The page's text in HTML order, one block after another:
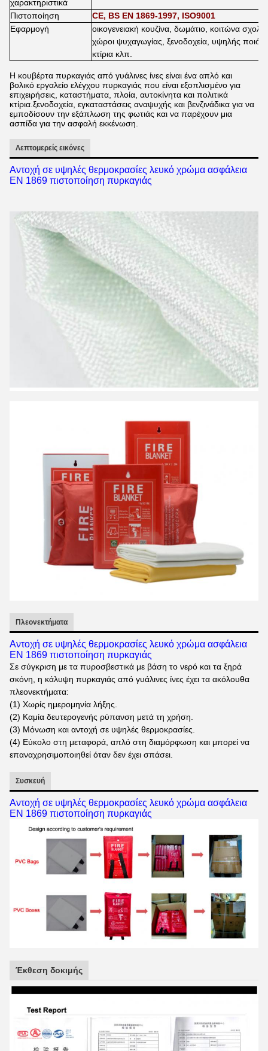
χαρακτηριστικά
Πιστοποίηση
CE, BS EN 1869-1997, ISO9001
Εφαρμογή
οικογενειακή κουζίνα, δωμάτιο, κοιτώνα
χώροι ψυχαγωγίας, ξενοδοχεία, υψηλής
κτίρια κλπ.
Η κουβέρτα πυρκαγιάς από γυάλινες ίνες είναι ένα απλό και
βολικό εργαλείο ελέγχου πυρκαγιάς που είναι εξοπλισμένο για
επιχειρήσεις, καταστήματα, πλοία, αυτοκίνητα και πολιτικά
κτίρια.ξενοδοχεία, εγκαταστάσεις αναψυχής και βενζινάδικα για να
εμποδίσουν την εξάπλωση της φωτιάς και να παρέχουν μια
ασπίδα για την ασφαλή εκκένωση.
Λεπτομερείς εικόνες
Αντοχή σε υψηλές θερμοκρασίες λευκό χρώμα ασφάλεια
EN 1869 πιστοποίηση πυρκαγιάς
Πλεονεκτήματα
Αντοχή σε υψηλές θερμοκρασίες λευκό χρώμα ασφάλεια
EN 1869 πιστοποίηση πυρκαγιάς
Σε σύγκριση με τα πυροσβεστικά με βάση το νερό και τα ξηρά
σκόνη, η κάλυψη πυρκαγιάς από γυάλινες ίνες έχει τα ακόλουθα
πλεονεκτήματα:
(1) Χωρίς ημερομηνία λήξης.
(2) Καμία δευτερογενής ρύπανση μετά τη χρήση.
(3) Μόνωση και αντοχή σε υψηλές θερμοκρασίες.
(4) Εύκολο στη μεταφορά, απλό στη διαμόρφωση και μπορεί να
επαναχρησιμοποιηθεί όταν δεν έχει σπάσει.
Συσκευή
Αντοχή σε υψηλές θερμοκρασίες λευκό χρώμα ασφάλεια
EN 1869 πιστοποίηση πυρκαγιάς
Έκθεση δοκιμής